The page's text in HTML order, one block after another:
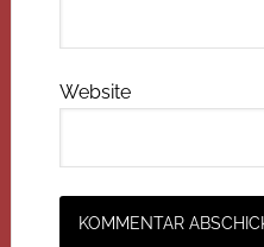
Website